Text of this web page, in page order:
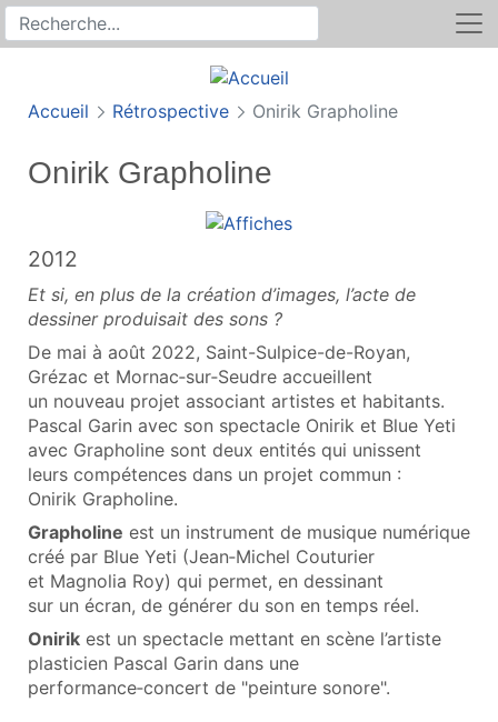
Recherche sur le site
Rechercher
Accueil Rétrospective Onirik Grapholine
Onirik Grapholine
2012
Et si, en plus de la création d’images, l’acte de
dessiner produisait des sons ?
De mai à août 2022, Saint-Sulpice-de-Royan,
Grézac et Mornac‑sur‑Seudre accueillent
un nouveau projet associant artistes et habitants.
Pascal Garin avec son spectacle Onirik et Blue Yeti
avec Grapholine sont deux entités qui unissent
leurs compétences dans un projet commun :
Onirik Grapholine.
Grapholine est un instrument de musique numérique
créé par Blue Yeti (Jean‑Michel Couturier
et Magnolia Roy) qui permet, en dessinant
sur un écran, de générer du son en temps réel.
Onirik est un spectacle mettant en scène l’artiste
plasticien Pascal Garin dans une
performance‑concert de "peinture sonore".